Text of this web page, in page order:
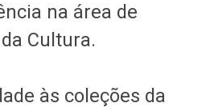
na área de
Cultura.
às coleções da